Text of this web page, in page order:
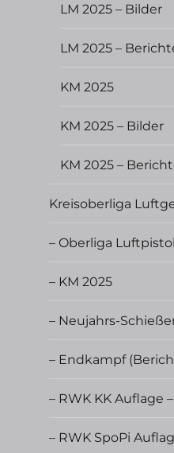
LM 2025 – Bilder
LM 2025 –
KM 2025
KM 2025 – Bilder
KM 2025 –
Kreisoberliga
– Oberliga
– KM 2025
– Neujahrs-
– Endkampf
– RWK KK Auflage
– RWK SpoPi